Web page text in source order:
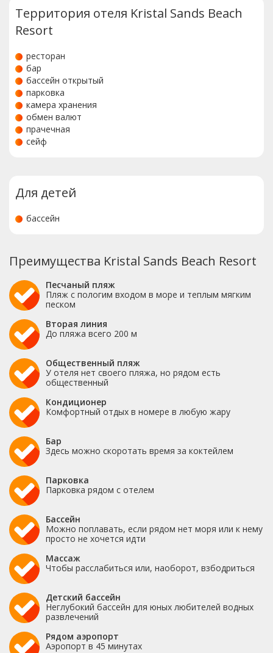
Территория отеля Kristal Sands Beach
Resort
ресторан
бар
бассейн открытый
парковка
камера хранения
обмен валют
прачечная
сейф
Для детей
бассейн
Преимущества Kristal Sands Beach Resort
Песчаный пляж
Пляж с пологим входом в море и теплым мягким
песком
Вторая линия
До пляжа всего 200 м
Общественный пляж
У отеля нет своего пляжа, но рядом есть
общественный
Кондиционер
Комфортный отдых в номере в любую жару
Бар
Здесь можно скоротать время за коктейлем
Парковка
Парковка рядом с отелем
Бассейн
Можно поплавать, если рядом нет моря или к нему
просто не хочется идти
Массаж
Чтобы расслабиться или, наоборот, взбодриться
Детский бассейн
Неглубокий бассейн для юных любителей водных
развлечений
Рядом аэропорт
Аэропорт в 45 минутах